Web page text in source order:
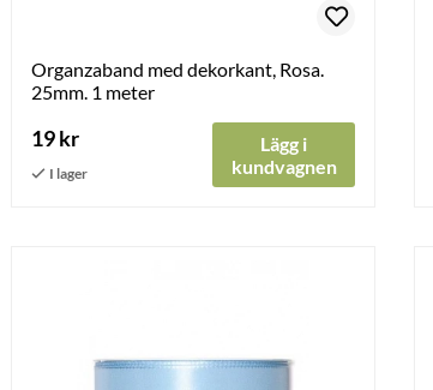
Organzaband med dekorkant, Rosa.
25mm. 1 meter
19 kr
Lägg i
kundvagnen